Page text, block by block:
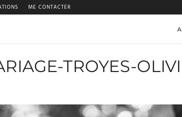
ME CONTACTER
TROYES-